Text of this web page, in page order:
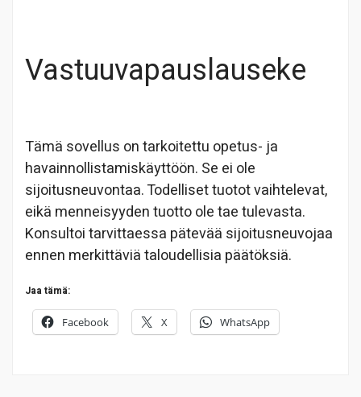
Vastuuvapauslauseke
Tämä sovellus on tarkoitettu opetus- ja
havainnollistamiskäyttöön. Se ei ole
sijoitusneuvontaa. Todelliset tuotot vaihtelevat,
eikä menneisyyden tuotto ole tae tulevasta.
Konsultoi tarvittaessa pätevää sijoitusneuvojaa
ennen merkittäviä taloudellisia päätöksiä.
Jaa tämä:
Facebook X WhatsApp